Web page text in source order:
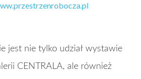
jest nie tylko udział wystawie
CENTRALA, ale również